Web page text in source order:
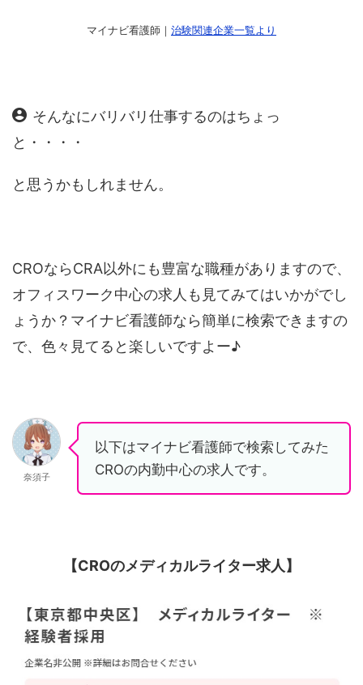
マイナビ看護師｜ 治験関連企業一覧より
そんなにバリバリ仕事するのはちょっ
と・・・・
と思うかもしれません。
CROならCRA以外にも豊富な職種がありますので、
オフィスワーク中心の求人も見てみてはいかがでし
ょうか？マイナビ看護師なら簡単に検索できますの
で、色々見てると楽しいですよー♪
奈須子
以下はマイナビ看護師で検索してみた
CROの内勤中心の求人です。
【CROのメディカルライター求人】